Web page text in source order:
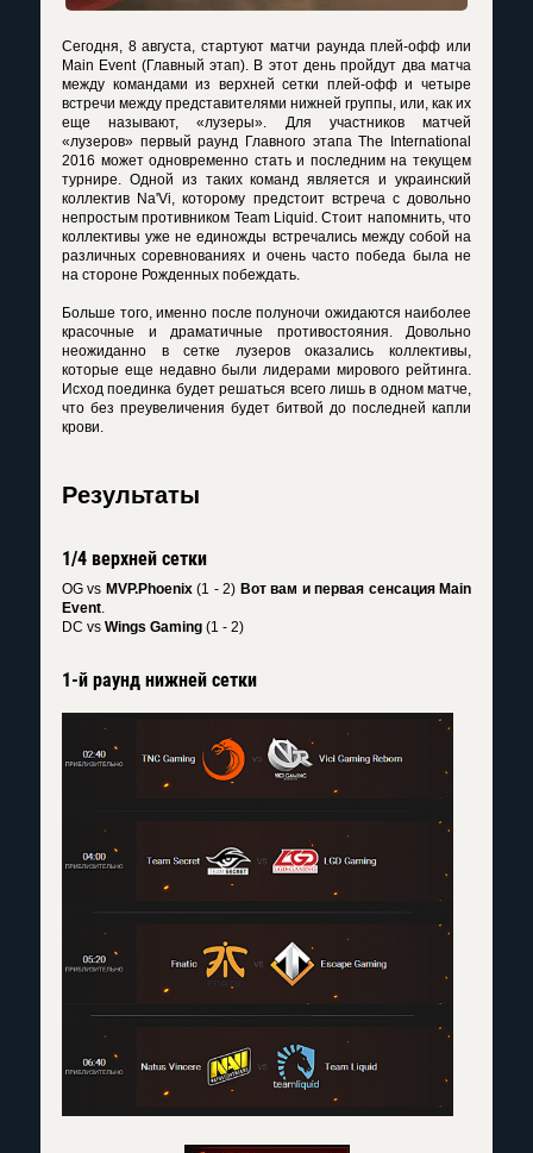
Сегодня, 8 августа, стартуют матчи раунда плей-офф или
Main Event (Главный этап). В этот день пройдут два матча
между командами из верхней сетки плей-офф и четыре
встречи между представителями нижней группы, или, как их
еще называют, «лузеры». Для участников матчей
«лузеров» первый раунд Главного этапа The International
2016 может одновременно стать и последним на текущем
турнире. Одной из таких команд является и украинский
коллектив Na'Vi, которому предстоит встреча с довольно
непростым противником Team Liquid. Стоит напомнить, что
коллективы уже не единожды встречались между собой на
различных соревнованиях и очень часто победа была не
на стороне Рожденных побеждать.
Больше того, именно после полуночи ожидаются наиболее
красочные и драматичные противостояния. Довольно
неожиданно в сетке лузеров оказались коллективы,
которые еще недавно были лидерами мирового рейтинга.
Исход поединка будет решаться всего лишь в одном матче,
что без преувеличения будет битвой до последней капли
крови.
Результаты
1/4 верхней сетки
OG vs MVP.Phoenix(1 - 2) Вот вам и первая сенсация Main
Event.
DC vs Wings Gaming (1 - 2)
1-й раунд нижней сетки